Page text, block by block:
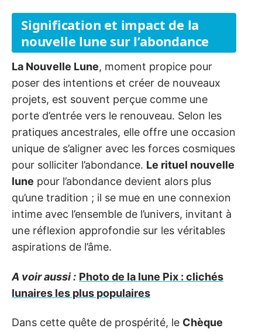
Signification et impact de la
nouvelle lune sur l’abondance
La Nouvelle Lune, moment propice pour
poser des intentions et créer de nouveaux
projets, est souvent perçue comme une
porte d’entrée vers le renouveau. Selon les
pratiques ancestrales, elle offre une occasion
unique de s’aligner avec les forces cosmiques
pour solliciter l’abondance. Le rituel nouvelle
lune pour l’abondance devient alors plus
qu’une tradition ; il se mue en une connexion
intime avec l’ensemble de l’univers, invitant à
une réflexion approfondie sur les véritables
aspirations de l’âme.
A voir aussi : Photo de la lune Pix : clichés
lunaires les plus populaires
Dans cette quête de prospérité, le Chèque